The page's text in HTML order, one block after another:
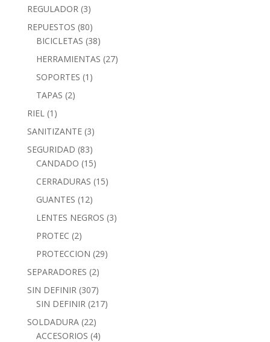
REGULADOR (3)
REPUESTOS (80)
BICICLETAS (38)
HERRAMIENTAS (27)
SOPORTES (1)
TAPAS (2)
RIEL (1)
SANITIZANTE (3)
SEGURIDAD (83)
CANDADO (15)
CERRADURAS (15)
GUANTES (12)
LENTES NEGROS (3)
PROTEC (2)
PROTECCION (29)
SEPARADORES (2)
SIN DEFINIR (307)
SIN DEFINIR (217)
SOLDADURA (22)
ACCESORIOS (4)